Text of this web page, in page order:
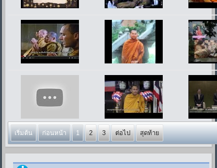
เริ่มต้น ก่อนหน้า 1 2 3 ต่อไป สุดท้าย